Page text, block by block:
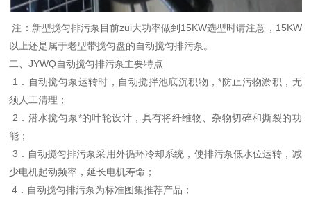
注：新型搅匀排污泵目前zui大功率做到15KW选型时请注意，15KW
以上还是属于老型带搅匀盘的自动搅匀排污泵。
二、JYWQ自动搅匀排污泵主要特点
1． 自动搅匀泵运转时，自动搅拌池底沉积物，*防止污物淤积，无
须人工清理；
2． 潜水搅匀泵*的叶轮设计，具有将纤维物、杂物切碎和撕裂的功
能；
3． 自动搅匀排污泵采用外循环冷却系统，使排污泵低水位运转，减
少电机起动频率，延长电机寿命；
4． 自动搅匀排污泵为标准图集推荐产品；